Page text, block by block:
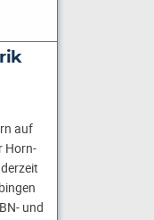
auf
Horn-
und